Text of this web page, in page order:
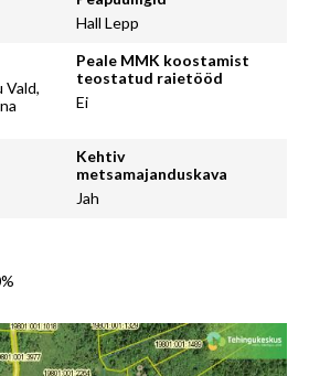
Hall Lepp
Vald,
Peale MMK koostamist
teostatud raietööd
Ei
Kehtiv
metsamajanduskava
Jah